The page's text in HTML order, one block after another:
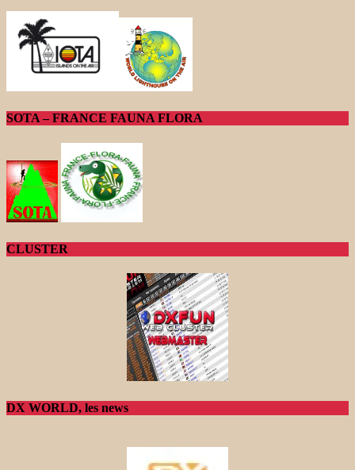
SOTA – FRANCE FAUNA FLORA
CLUSTER
DX WORLD, les news